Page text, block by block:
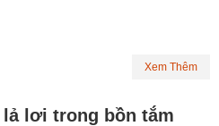
Xem Thêm
lơi trong bồn tắm